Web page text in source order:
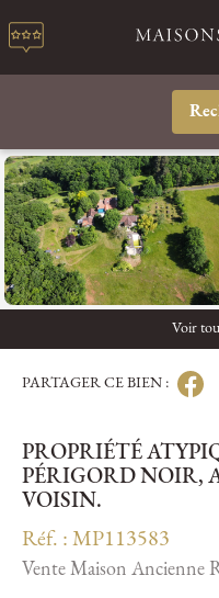
Voir
PARTAGER CE BIEN :
PROPRIÉTÉ
PÉRIGORD NOIR,
VOISIN.
Réf. : MP113583
Vente Maison